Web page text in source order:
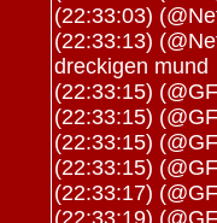
(22:33:03)
(22:33:13)
dreckigen mund
(22:33:15)
(22:33:15)
(22:33:15)
(22:33:15)
(22:33:17)
(22:33:19)